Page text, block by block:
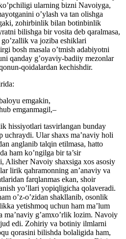
ularning bizni Navoiyga,
o’ylash va tan olishga
zohirbinlik bilan botinbinlik
bilishga bir vosita deb qaralmasa,
va joziba eshiklari
bosh masala o’tmish adabiyotni
qanday g’oyaviy-badiiy mezonlar
qoidalardan kechishdir.
emgakin,
emganmagil,–
hissiyotlari tasvirlangan bunday
uchraydi. Ular shaxs ma’naviy holi
anglanib talqin etilmasa, hatto
ham ko’ngilga bir ta’sir
Alisher Navoiy shaxsiga xos asosiy
lirik qahramonning an’anaviy va
farqlanmas ekan, shoir
yo’llari yopiqligicha qolaveradi.
o’z-o’zidan shakllanib, osonlik
yetishmoq uchun ham ma’lum
ma’naviy g’amxo’rlik lozim. Navoiy
edi. Zohiriy va botiniy ilmlarni
qorasini bilishda bolaligida ham,